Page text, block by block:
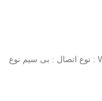
مشخصات کارت شبکه آنتن دار کی نت مدل W32 : نوع اتصال : بی سیم نوع